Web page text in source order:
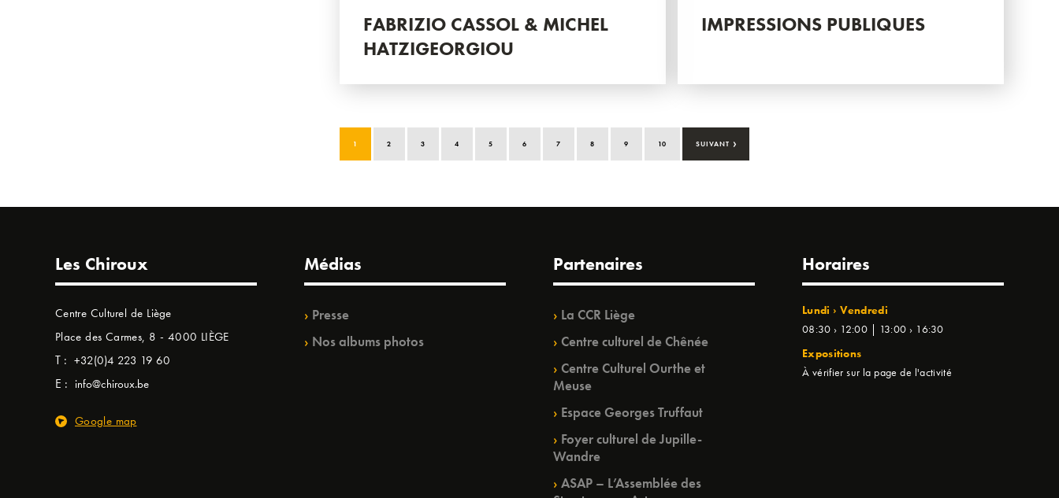
FABRIZIO CASSOL & MICHEL
HATZIGEORGIOU
IMPRESSIONS PUBLIQUES
1 2 3 4 5 6 7 8 9 10 SUIVANT ›
Les Chiroux
Centre Culturel de Liège
Place des Carmes, 8 - 4000 LIÈGE
T : +32(0)4 223 19 60
E : info@chiroux.be
Google map
Médias
Presse
Nos albums photos
Partenaires
La CCR Liège
Centre culturel de Chênée
Centre Culturel Ourthe et
Meuse
Espace Georges Truffaut
Foyer culturel de Jupille-
Wandre
ASAP – L’Assemblée des
Horaires
Lundi › Vendredi
08:30 › 12:00 | 13:00 › 16:30
Expositions
À vérifier sur la page de l'activité